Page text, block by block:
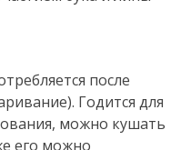
после
Годится для
можно кушать
его можно